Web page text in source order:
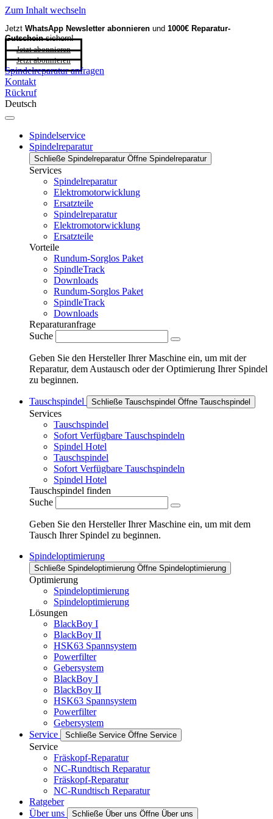
Zum Inhalt wechseln
Jetzt WhatsApp Newsletter abonnieren und 1000€ Reparatur-
Gutscheinsichern!
Jetzt abonnieren
Jetzt abonnieren
Spindelreparatur anfragen
Kontakt
Rückruf
Deutsch
Spindelservice
Spindelreparatur
Schließe Spindelreparatur Öffne Spindelreparatur
Services
Spindelreparatur
Elektromotorwicklung
Ersatzteile
Spindelreparatur
Elektromotorwicklung
Ersatzteile
Vorteile
Rundum-Sorglos Paket
SpindleTrack
Downloads
Rundum-Sorglos Paket
SpindleTrack
Downloads
Reparaturanfrage
Suche
Geben Sie den Hersteller Ihrer Maschine ein, um mit der
Reparatur, dem Austausch oder der Optimierung Ihrer Spindel
zu beginnen.
Tauschspindel Schließe Tauschspindel Öffne Tauschspindel
Services
Tauschspindel
Sofort Verfügbare Tauschspindeln
Spindel Hotel
Tauschspindel
Sofort Verfügbare Tauschspindeln
Spindel Hotel
Tauschspindel finden
Suche
Geben Sie den Hersteller Ihrer Maschine ein, um mit dem
Tausch Ihrer Spindel zu beginnen.
Spindeloptimierung
Schließe Spindeloptimierung Öffne Spindeloptimierung
Optimierung
Spindeloptimierung
Spindeloptimierung
Lösungen
BlackBoy I
BlackBoy II
HSK63 Spannsystem
Powerfilter
Gebersystem
BlackBoy I
BlackBoy II
HSK63 Spannsystem
Powerfilter
Gebersystem
Service
Schließe Service Öffne Service
Service
Fräskopf-Reparatur
NC-Rundtisch Reparatur
Fräskopf-Reparatur
NC-Rundtisch Reparatur
Ratgeber
Über uns
Schließe Über uns Öffne Über uns